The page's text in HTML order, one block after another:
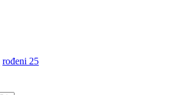
rođeni 25